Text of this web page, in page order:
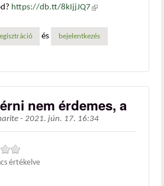
https://db.tt/8kIjjJQ7 (külső
és bejelentkezés
nem érdemes, a
- 2021. jún. 17. 16:34
értékelve